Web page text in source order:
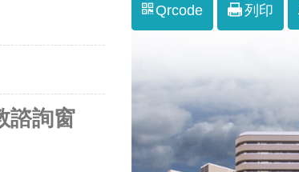
諮詢窗
Qrcode 列印